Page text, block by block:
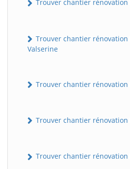
Trouver chantier rénovation
Trouver chantier
Valserine
Trouver chantier rénovation
Trouver chantier rénovation
Trouver chantier